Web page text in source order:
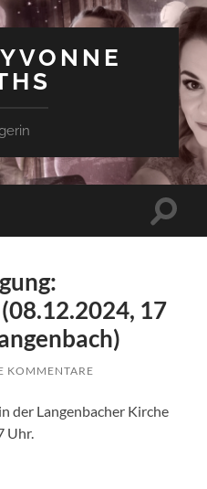
17
KOMMENTARE
der Langenbacher Kirche
Uhr.